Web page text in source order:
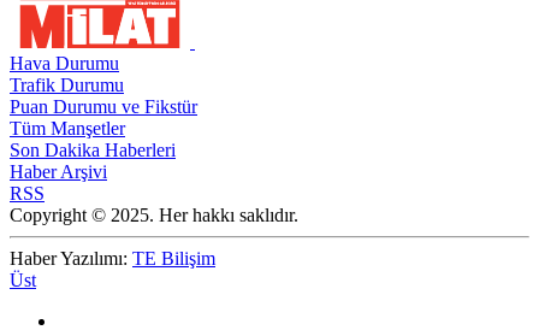
Hava Durumu
Trafik Durumu
Puan Durumu ve Fikstür
Tüm Manşetler
Son Dakika Haberleri
Haber Arşivi
RSS
Copyright © 2025. Her hakkı saklıdır.
Haber Yazılımı: TE Bilişim
Üst